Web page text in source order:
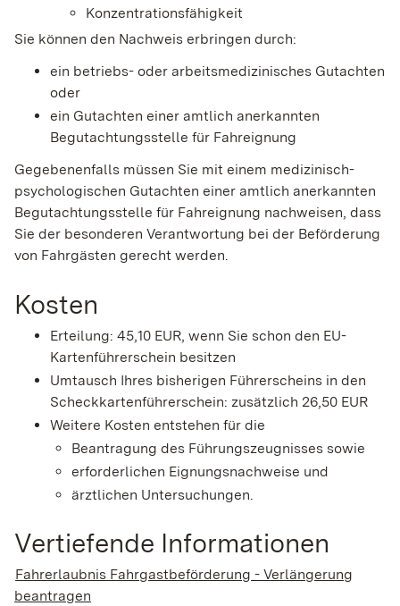
Konzentrationsfähigkeit
Sie können den Nachweis erbringen durch:
ein betriebs- oder arbeitsmedizinisches Gutachten
oder
ein Gutachten einer amtlich anerkannten
Begutachtungsstelle für Fahreignung
Gegebenenfalls müssen Sie mit einem medizinisch-
psychologischen Gutachten einer amtlich anerkannten
Begutachtungsstelle für Fahreignung nachweisen, dass
Sie der besonderen Verantwortung bei der Beförderung
von Fahrgästen gerecht werden.
Kosten
Erteilung: 45,10 EUR, wenn Sie schon den EU-
Kartenführerschein besitzen
Umtausch Ihres bisherigen Führerscheins in den
Scheckkartenführerschein: zusätzlich 26,50 EUR
Weitere Kosten entstehen für die
Beantragung des Führungszeugnisses sowie
erforderlichen Eignungsnachweise und
ärztlichen Untersuchungen.
Vertiefende Informationen
Fahrerlaubnis Fahrgastbeförderung - Verlängerung
beantragen